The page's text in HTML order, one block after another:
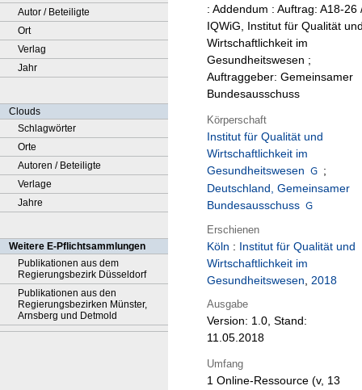
Autor / Beteiligte
Ort
Verlag
Jahr
Clouds
Schlagwörter
Orte
Autoren / Beteiligte
Verlage
Jahre
Weitere E-Pflichtsammlungen
Publikationen aus dem
Regierungsbezirk Düsseldorf
Publikationen aus den
Regierungsbezirken Münster,
Arnsberg und Detmold
: Addendum : Auftrag: A18-26
IQWiG, Institut für Qualität
Wirtschaftlichkeit im
Gesundheitswesen ;
Auftraggeber: Gemeinsamer
Bundesausschuss
Körperschaft
Institut für Qualität und
Wirtschaftlichkeit im
Gesundheitswesen
;
Deutschland, Gemeinsamer
Bundesausschuss
Erschienen
Köln : Institut für Qualität und
Wirtschaftlichkeit im
Gesundheitswesen, 2018
Ausgabe
Version: 1.0, Stand:
11.05.2018
Umfang
1 Online-Ressource (v, 13